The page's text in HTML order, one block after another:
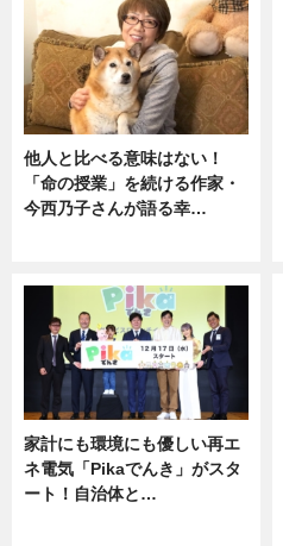
他人と比べる意味はない！
「命の授業」を続ける作家・
今西乃子さんが語る幸…
家計にも環境にも優しい再エ
ネ電気「Pikaでんき」がスタ
ート！自治体と…